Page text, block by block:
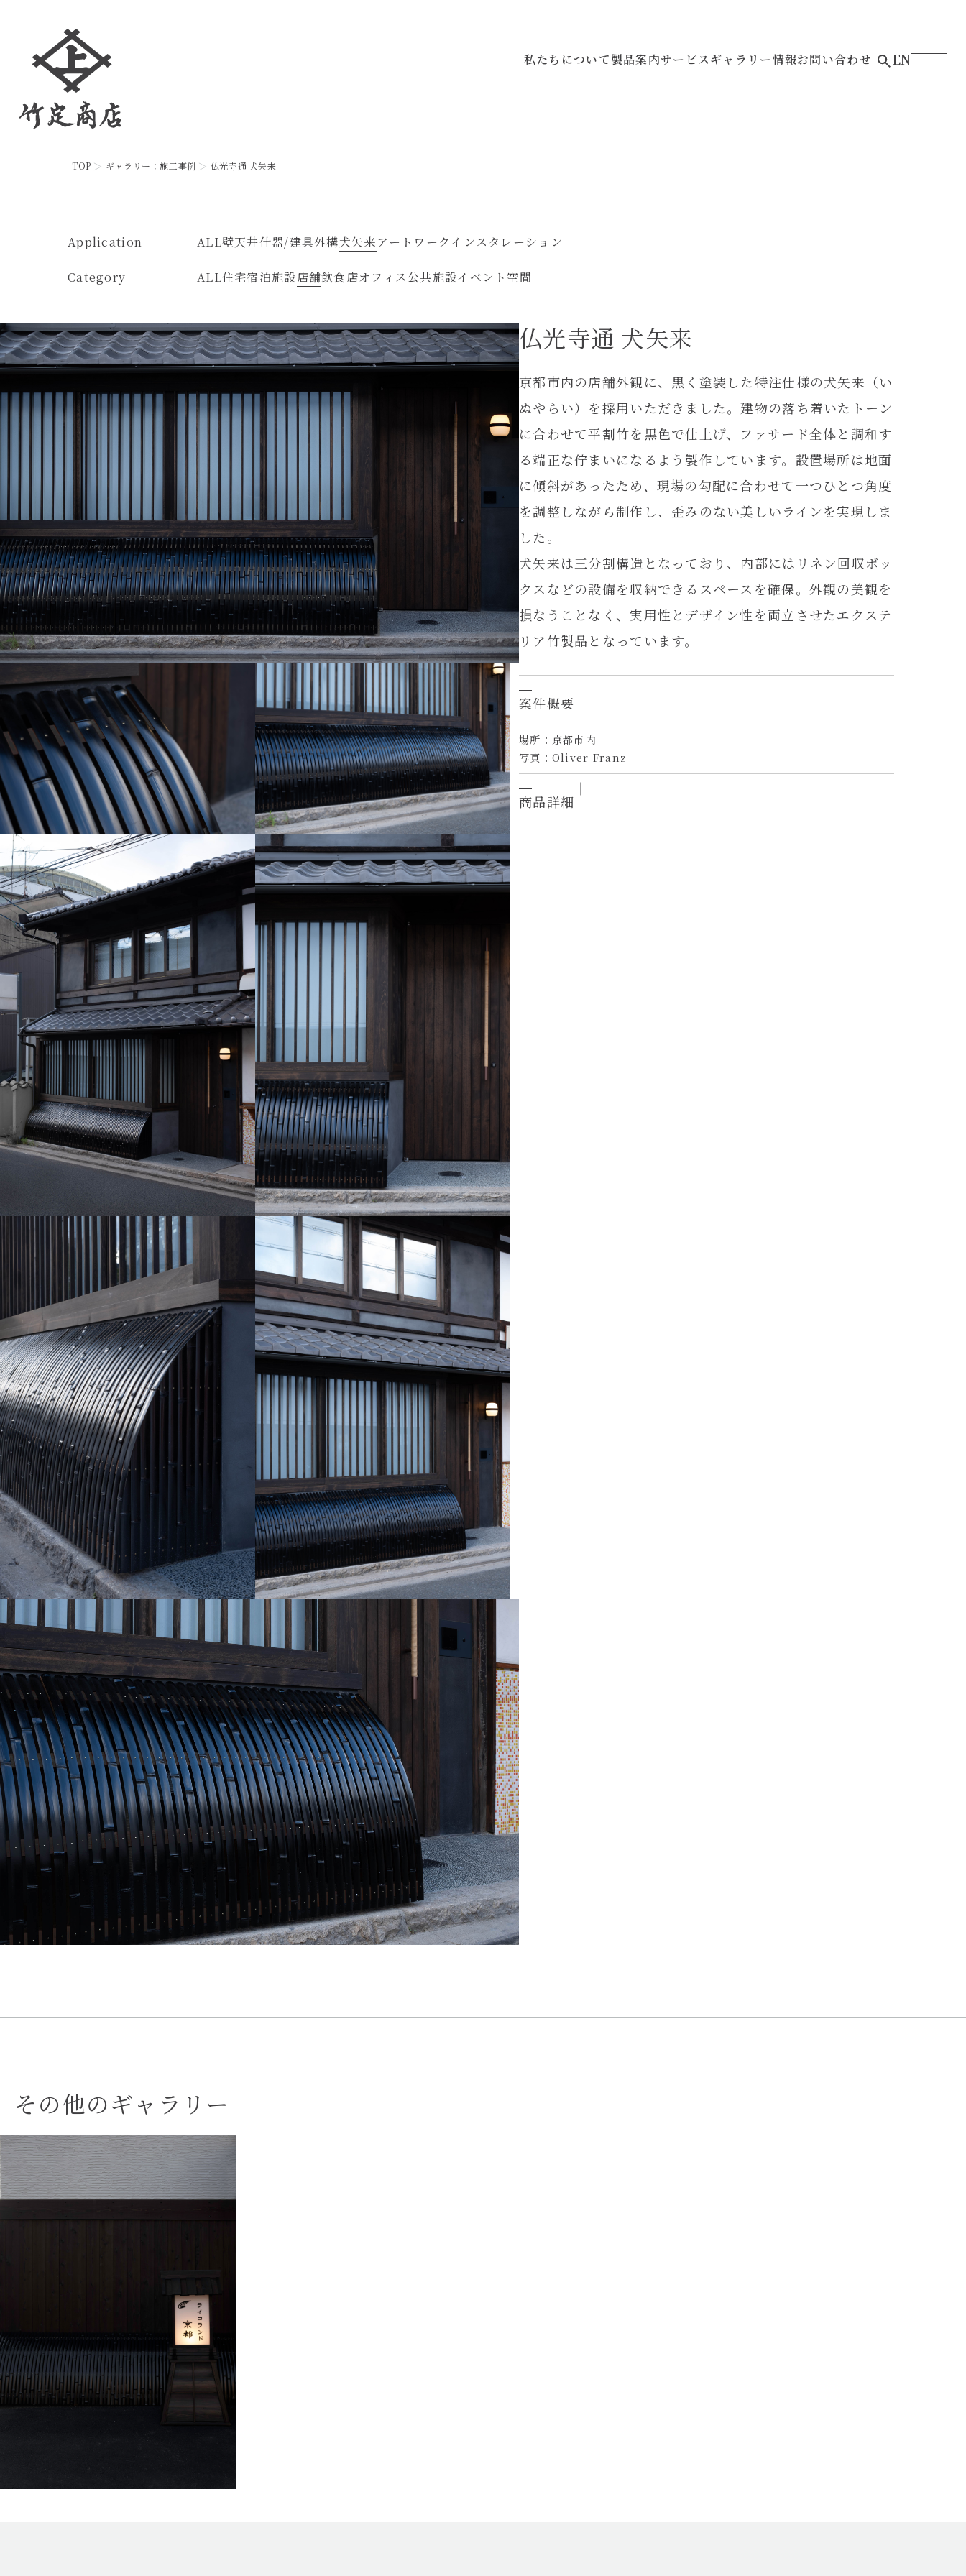
私たちについて製品案内サービスギャラリー情報お問い合わせ EN
TOP ギャラリー：施工事例 仏光寺通 犬矢来
Application ALL壁天井什器/建具外構犬矢来アートワーク インスタレーション
Category ALL住宅宿泊施設店舗飲食店オフィス公共施設イベント空間
仏光寺通 犬矢来
京都市内の店舗外観に、黒く塗装した特注仕様の犬矢来（い
ぬやらい）を採用いただきました。建物の落ち着いたトーン
に合わせて平割竹を黒色で仕上げ、ファサード全体と調和す
る端正な佇まいになるよう製作しています。設置場所は地面
に傾斜があったため、現場の勾配に合わせて一つひとつ角度
を調整しながら制作し、歪みのない美しいラインを実現しま
した。
犬矢来は三分割構造となっており、内部にはリネン回収ボッ
クスなどの設備を収納できるスペースを確保。外観の美観を
損なうことなく、実用性とデザイン性を両立させたエクステ
リア竹製品となっています。
案件概要
場所：京都市内
写真：Oliver Franz
商品詳細
その他のギャラリー